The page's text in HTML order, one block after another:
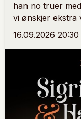
han no truer
vi ønskjer ekstra
16.09.2026